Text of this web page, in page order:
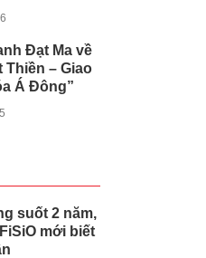
Đạt Ma về
Thiền – Giao
Á Đông”
suốt 2 năm,
mới biết